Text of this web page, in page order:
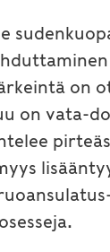
on
on vata-